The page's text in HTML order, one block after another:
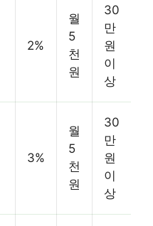
2%
월
5
천
원
30
만
원
이
상
3%
월
5
천
원
30
만
원
이
상